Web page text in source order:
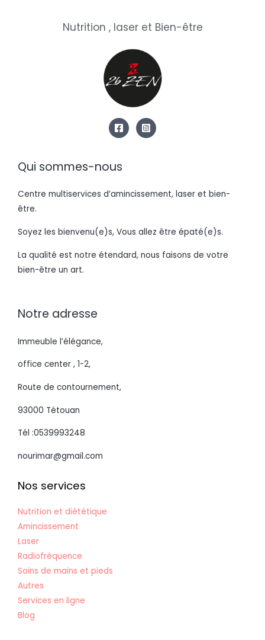
Nutrition , laser et Bien-être
Qui sommes-nous
Centre multiservices d’amincissement, laser et bien-
être.
Soyez les bienvenu(e)s, Vous allez être épaté(e)s.
La qualité est notre étendard, nous faisons de votre
bien-être un art.
Notre adresse
Immeuble l’élégance,
office center , 1-2,
Route de contournement,
93000 Tétouan
Tél :0539993248
nourimar@gmail.com
Nos services
Nutrition et diététique
Amincissement
Laser
Radiofréquence
Soins de mains et pieds
Autres
Services en ligne
Blog